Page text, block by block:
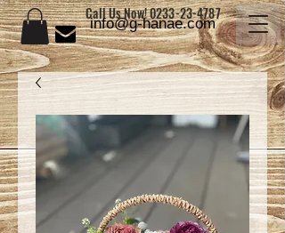
Call Us Now!0233-23-4787
info@g-hanae.com